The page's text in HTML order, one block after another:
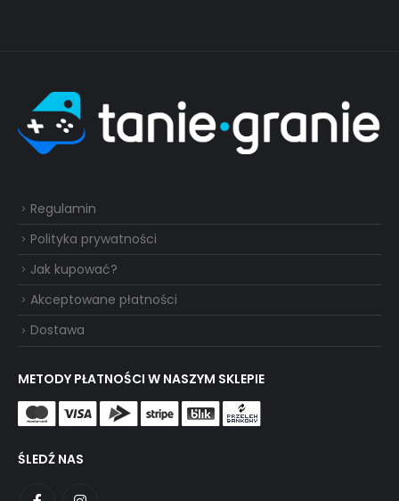
Regulamin
Polityka prywatności
Jak kupować?
Akceptowane płatności
Dostawa
METODY PŁATNOŚCI W NASZYM SKLEPIE
ŚLEDŹ NAS